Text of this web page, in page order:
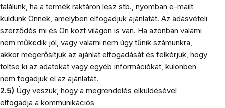
találunk, ha a termék raktáron lesz stb., nyomban e-mailt
küldünk Önnek, amelyben elfogadjuk ajánlatát. Az adásvételi
szerződés mi és Ön közt világon is van. Ha azonban valami
nem működik jól, vagy valami nem úgy tűnik számunkra,
akkor megerősítjük az ajánlat elfogadását és felkérjük, hogy
töltse ki az adatokat vagy egyéb információkat, különben
nem fogadjuk el az ajánlatát.
2.5) Úgy veszük, hogy a megrendelés elküldésével
elfogadja a kommunikációs